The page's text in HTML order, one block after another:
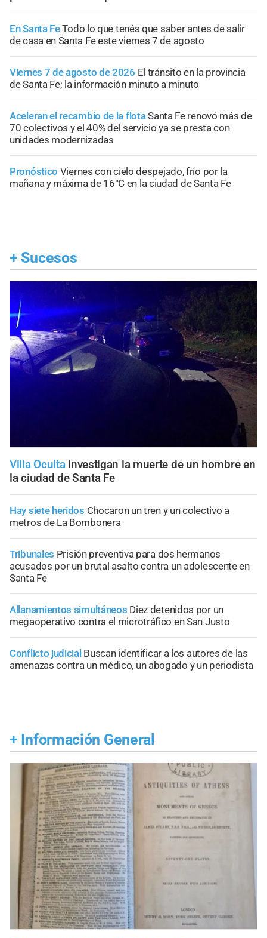
En Santa FeTodo lo que tenés que saber antes de salir
de casa en Santa Fe este viernes 7 de agosto
Viernes 7 de agosto de 2026 El tránsito en la provincia
de Santa Fe; la información minuto a minuto
Aceleran el recambio de la flotaSanta Fe renovó más de
70 colectivos y el 40% del servicio ya se presta con
unidades modernizadas
Pronóstico Viernes con cielo despejado, frío por la
mañana y máxima de 16°C en la ciudad de Santa Fe
+ Sucesos
Villa Oculta Investigan la muerte de un hombre en
la ciudad de Santa Fe
Hay siete heridos Chocaron un tren y un colectivo a
metros de La Bombonera
Tribunales Prisión preventiva para dos hermanos
acusados por un brutal asalto contra un adolescente en
Santa Fe
Allanamientos simultáneos Diez detenidos por un
megaoperativo contra el microtráfico en San Justo
Conflicto judicial Buscan identificar a los autores de las
amenazas contra un médico, un abogado y un periodista
+ Información General